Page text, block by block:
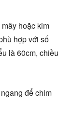
hoặc kim
hợp với số
là 60cm, chiều
để chim